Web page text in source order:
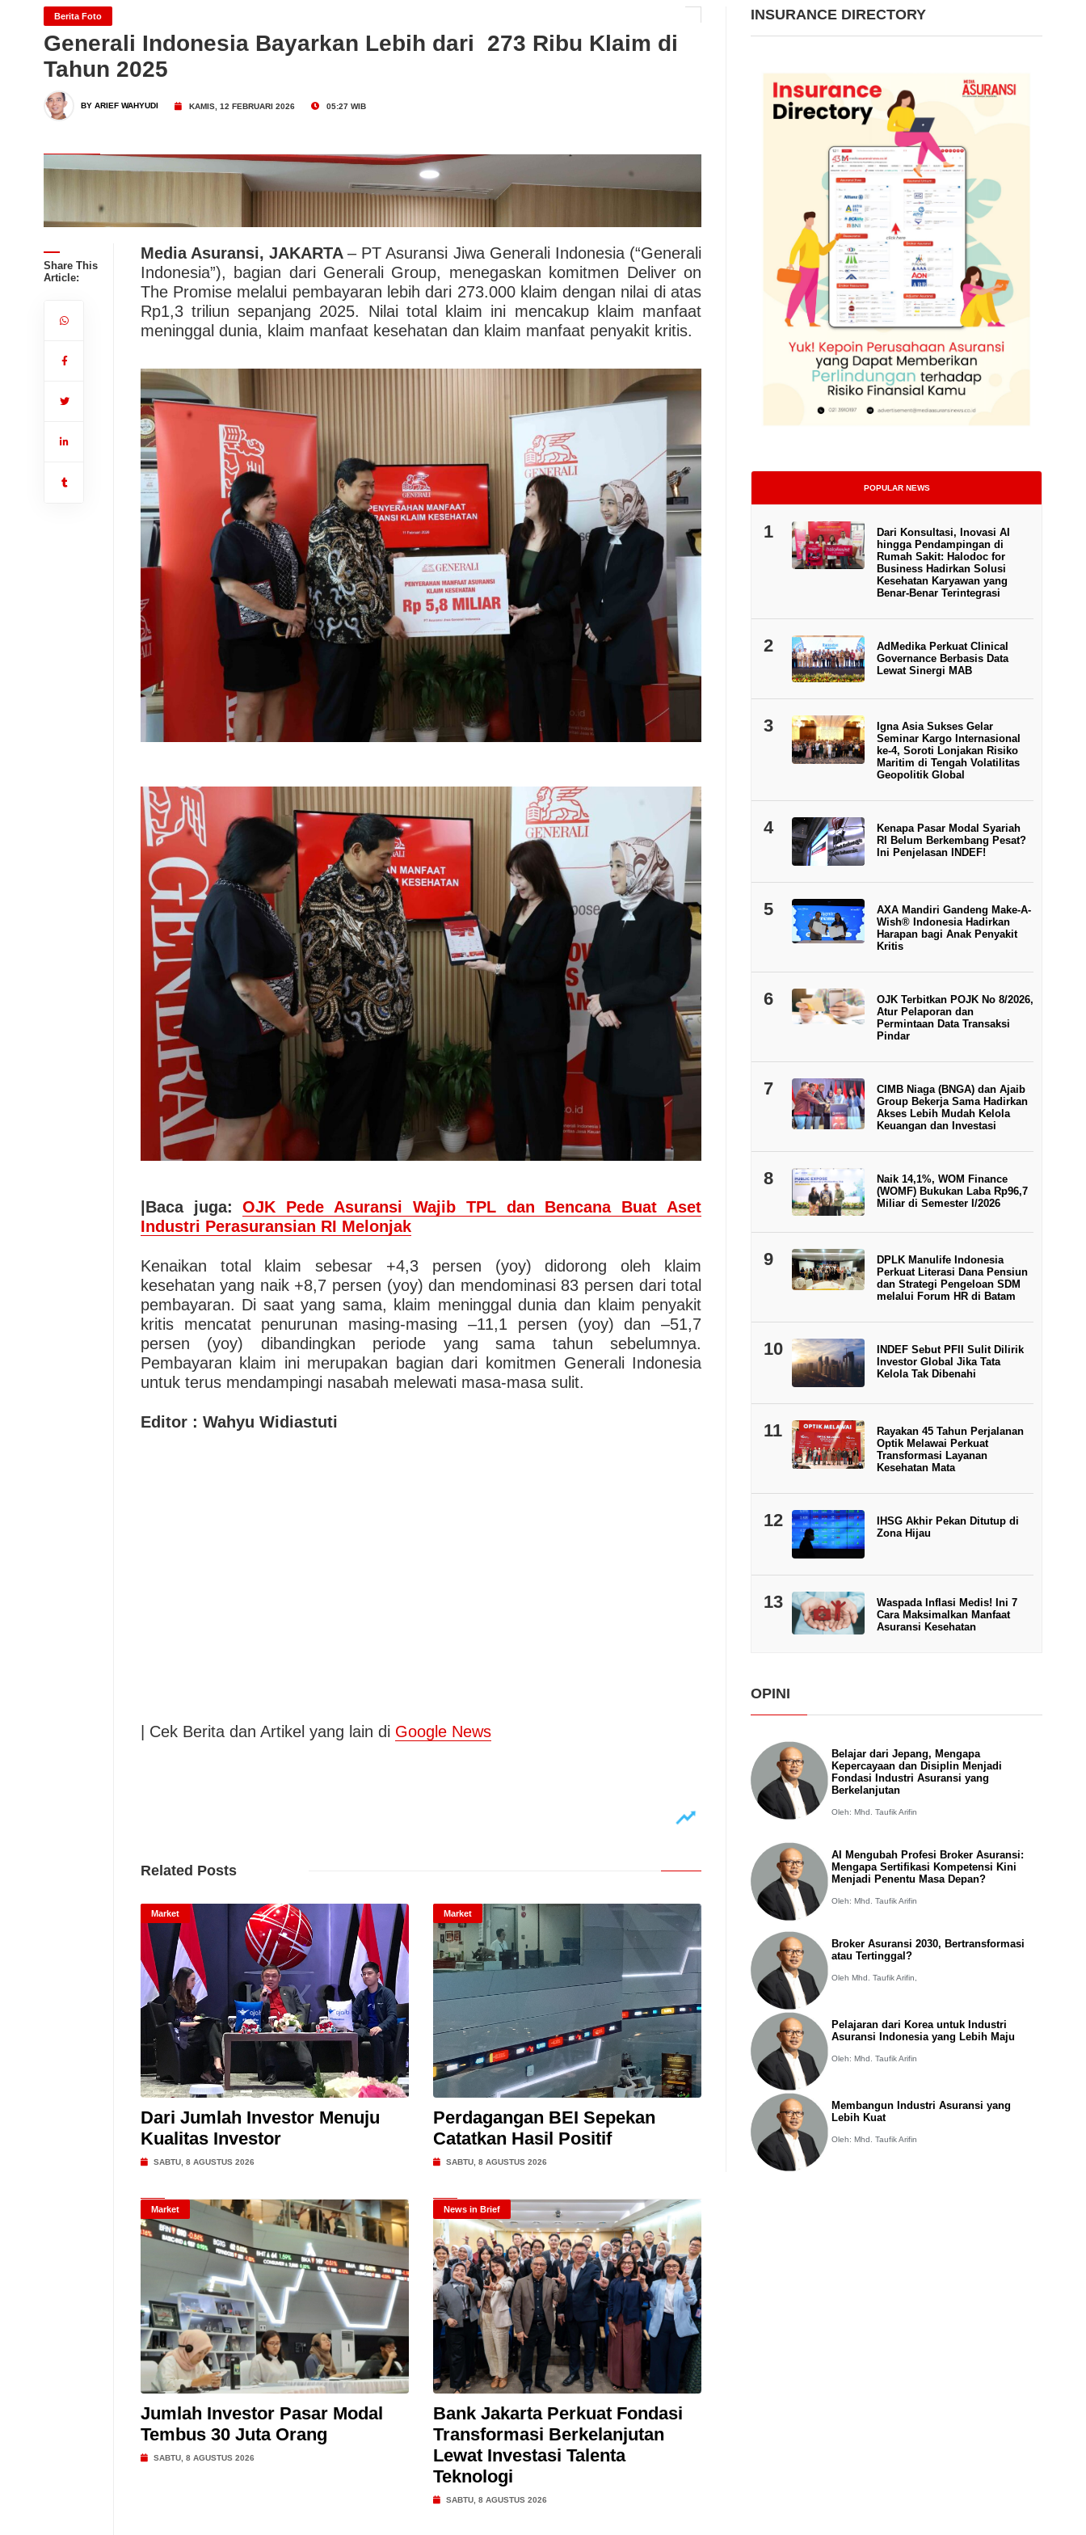
Risiko Maritim di Tengah Volatilitas Geopolitik Global
Berita Foto
Generali Indonesia Bayarkan Lebih dari 273 Ribu Klaim di
Tahun 2025
BY ARIEF WAHYUDI KAMIS, 12 FEBRUARI 2026 05:27 WIB
Direksi Generali Indonesia, Jutany Japit, Director and Chief Agency Officer (kedua dari kanan) dan Suzwamela Zawawi, Operations Group Head
(paling kanan) saat acara ramah tamah sekaligus seremoni penyerahan klaim manfaat asuransi kesehatan kepada nasabah, Bapak Bintoro (kedua
dari kiri) yang didampingi oleh financial planner, Lilie (paling kiri), di Kantor Pusat Generali Indonesia, Jakarta, Rabu (11/2). | Foto: Media
Asuransi/Arief Wahyudi
(paling kanan) saat acara ramah tamah sekaligus seremoni penyerahan klaim
Asuransi/Arief Wahyudi
Share This
Article:
Media Asuransi, JAKARTA– PT Asuransi Jiwa Generali Indonesia (“Generali
Indonesia”), bagian dari Generali Group, menegaskan komitmen Deliver on
The Promise melalui pembayaran lebih dari 273.000 klaim dengan nilai di atas
Rp1,3 triliun sepanjang 2025. Nilai total klaim ini mencakup klaim manfaat
meninggal dunia, klaim manfaat kesehatan dan klaim manfaat penyakit kritis.
|Baca juga:OJK Pede Asuransi Wajib TPL dan Bencana Buat Aset
Industri Perasuransian RI Melonjak
Kenaikan total klaim sebesar +4,3 persen (yoy) didorong oleh klaim
kesehatan yang naik +8,7 persen (yoy) dan mendominasi 83 persen dari total
pembayaran. Di saat yang sama, klaim meninggal dunia dan klaim penyakit
kritis mencatat penurunan masing‑masing –11,1 persen (yoy) dan –51,7
persen (yoy) dibandingkan periode yang sama tahun sebelumnya.
Pembayaran klaim ini merupakan bagian dari komitmen Generali Indonesia
untuk terus mendampingi nasabah melewati masa-masa sulit.
Editor : Wahyu Widiastuti
| Cek Berita dan Artikel yang lain di Google News
Related Posts
Market
Dari Jumlah Investor Menuju
Kualitas Investor
SABTU, 8 AGUSTUS 2026
Market
Perdagangan BEI Sepekan
Catatkan Hasil Positif
SABTU, 8 AGUSTUS 2026
Market
Jumlah Investor Pasar Modal
Tembus 30 Juta Orang
SABTU, 8 AGUSTUS 2026
News in Brief
Bank Jakarta Perkuat Fondasi
Transformasi Berkelanjutan
Lewat Investasi Talenta
Teknologi
SABTU, 8 AGUSTUS 2026
INSURANCE DIRECTORY
POPULAR NEWS
1
Dari Konsultasi, Inovasi AI
hingga Pendampingan di
Rumah Sakit: Halodoc for
Business Hadirkan Solusi
Kesehatan Karyawan yang
Benar-Benar Terintegrasi
2
AdMedika Perkuat Clinical
Governance Berbasis Data
Lewat Sinergi MAB
3
Igna Asia Sukses Gelar
Seminar Kargo Internasional
ke-4, Soroti Lonjakan Risiko
Maritim di Tengah Volatilitas
Geopolitik Global
4
Kenapa Pasar Modal Syariah
RI Belum Berkembang Pesat?
Ini Penjelasan INDEF!
5
AXA Mandiri Gandeng Make-A-
Wish® Indonesia Hadirkan
Harapan bagi Anak Penyakit
Kritis
6
OJK Terbitkan POJK No 8/2026,
Atur Pelaporan dan
Permintaan Data Transaksi
Pindar
7
CIMB Niaga (BNGA) dan Ajaib
Group Bekerja Sama Hadirkan
Akses Lebih Mudah Kelola
Keuangan dan Investasi
8
Naik 14,1%, WOM Finance
(WOMF) Bukukan Laba Rp96,7
Miliar di Semester I/2026
9
DPLK Manulife Indonesia
Perkuat Literasi Dana Pensiun
dan Strategi Pengeloan SDM
melalui Forum HR di Batam
10
INDEF Sebut PFII Sulit Dilirik
Investor Global Jika Tata
Kelola Tak Dibenahi
11
Rayakan 45 Tahun Perjalanan
Optik Melawai Perkuat
Transformasi Layanan
Kesehatan Mata
12
IHSG Akhir Pekan Ditutup di
Zona Hijau
13
Waspada Inflasi Medis! Ini 7
Cara Maksimalkan Manfaat
Asuransi Kesehatan
OPINI
Belajar dari Jepang, Mengapa
Kepercayaan dan Disiplin Menjadi
Fondasi Industri Asuransi yang
Berkelanjutan
Oleh: Mhd. Taufik Arifin
AI Mengubah Profesi Broker Asuransi:
Mengapa Sertifikasi Kompetensi Kini
Menjadi Penentu Masa Depan?
Oleh: Mhd. Taufik Arifin
Broker Asuransi 2030, Bertransformasi
atau Tertinggal?
Oleh Mhd. Taufik Arifin,
Pelajaran dari Korea untuk Industri
Asuransi Indonesia yang Lebih Maju
Oleh: Mhd. Taufik Arifin
Membangun Industri Asuransi yang
Lebih Kuat
Oleh: Mhd. Taufik Arifin